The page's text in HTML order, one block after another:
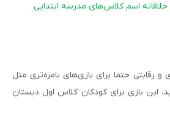
رقابتی حتما برای بازی‌های بامزه‌تری مثل
این بازی برای کودکان کلاس اول دبستان